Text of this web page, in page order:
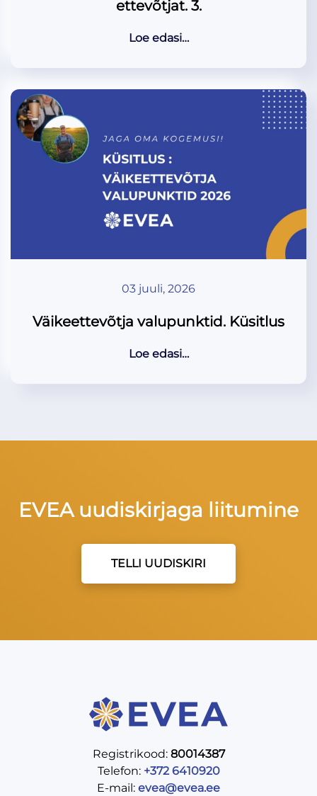
ettevõtjat. 3.
Loe edasi…
03 juuli, 2026
Väikeettevõtja valupunktid. Küsitlus
Loe edasi…
EVEA uudiskirjaga liitumine
TELLI UUDISKIRI
Registrikood: 80014387
Telefon: +372 6410920
E-mail: evea@evea.ee